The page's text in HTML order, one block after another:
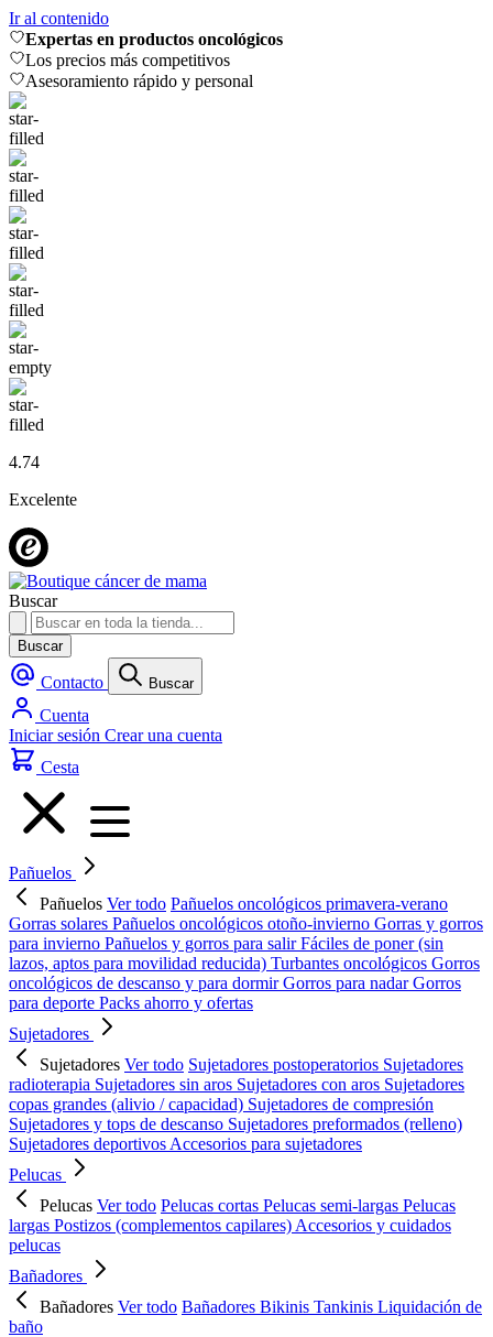
Ir al contenido
Expertas en productos oncológicos
Los precios más competitivos
Asesoramiento rápido y personal
4.74
Excelente
Buscar
Buscar
Contacto Buscar
Cuenta
Iniciar sesión Crear una cuenta
Cesta
Pañuelos
Pañuelos Ver todo Pañuelos oncológicos primavera-verano
Gorras solares Pañuelos oncológicos otoño-invierno Gorras y gorros
para invierno Pañuelos y gorros para salirFáciles de poner (sin
lazos, aptos para movilidad reducida) Turbantes oncológicos Gorros
oncológicos de descanso y para dormirGorros para nadarGorros
para deporte Packs ahorro y ofertas
Sujetadores
Sujetadores Ver todo Sujetadores postoperatorios Sujetadores
radioterapia Sujetadores sin aros Sujetadores con aros Sujetadores
copas grandes (alivio / capacidad) Sujetadores de compresión
Sujetadores y tops de descanso Sujetadores preformados (relleno)
Sujetadores deportivos Accesorios para sujetadores
Pelucas
Pelucas Ver todo Pelucas cortas Pelucas semi-largas Pelucas
largas Postizos (complementos capilares) Accesorios y cuidados
pelucas
Bañadores
Bañadores Ver todo Bañadores Bikinis Tankinis Liquidación de
baño